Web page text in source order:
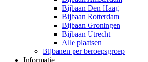
Bijbaan Den Haag
Bijbaan Rotterdam
Bijbaan Groningen
Bijbaan Utrecht
Alle plaatsen
Bijbanen per beroepsgroep
Informatie